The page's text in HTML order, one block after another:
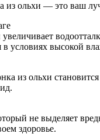
из ольхи — это ваш
в условиях высокой
из ольхи
не выделяет
здоровье.